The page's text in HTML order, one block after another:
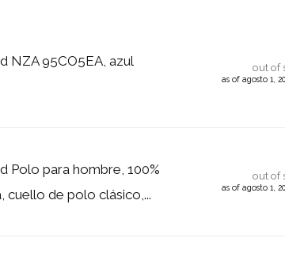
NZA 95CO5EA, azul
out of
as of agosto 1,
Polo para hombre, 100%
cuello de polo clásico,...
out of
as of agosto 1,